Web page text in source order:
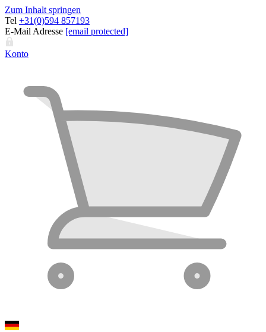
Zum Inhalt springen
Tel +31(0)594 857193
E-Mail Adresse [email protected]
Konto